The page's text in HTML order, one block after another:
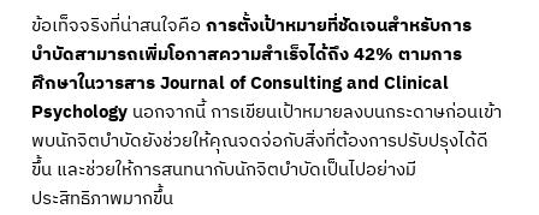
ข้อเท็จจริงที่น่าสนใจคือการตั้งเป้าหมายที่ชัดเจนสำหรับการ
บำบัดสามารถเพิ่มโอกาสความสำเร็จได้ถึง 42% ตามการ
ศึกษาในวารสาร Journal of Consulting and Clinical
Psychology นอกจากนี้ การเขียนเป้าหมายลงบนกระดาษก่อนเข้า
พบนักจิตบำบัดยังช่วยให้คุณจดจ่อกับสิ่งที่ต้องการปรับปรุงได้ดี
ขึ้น และช่วยให้การสนทนากับนักจิตบำบัดเป็นไปอย่างมี
ประสิทธิภาพมากขึ้น